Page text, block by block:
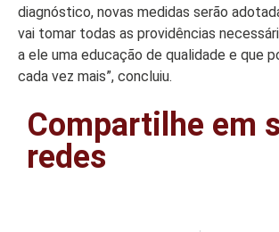
diagnóstico, novas medidas serão
vai tomar todas as providências
a ele uma educação de qualidade e que
cada vez mais”, concluiu.
Compartilhe em
redes